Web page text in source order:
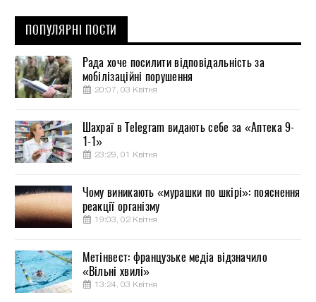
ПОПУЛЯРНІ ПОСТИ
Рада хоче посилити відповідальність за
мобілізаційні порушення
20:07, 03 Квітня
Шахраї в Telegram видають себе за «Аптека 9-
1-1»
23:29, 01 Квітня
Чому виникають «мурашки по шкірі»: пояснення
реакції організму
19:03, 02 Квітня
Метінвест: французьке медіа відзначило
«Вільні хвилі»
13:24, 03 Квітня